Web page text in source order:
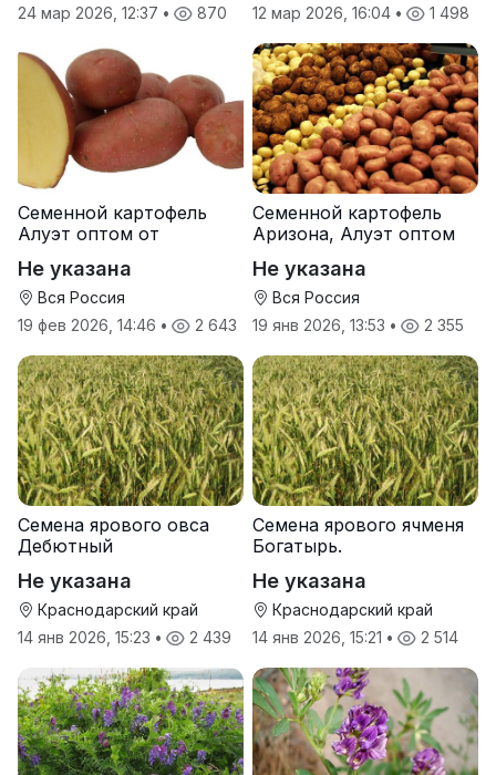
24 мар 2026, 12:37 • 870 12 мар 2026, 16:04 • 1 498
Семенной картофель
Алуэт оптом от
Не указана
Вся Россия
19 фев 2026, 14:46 • 2 643
Семенной картофель
Аризона, Алуэт оптом
Не указана
Вся Россия
19 янв 2026, 13:53 • 2 355
Семена ярового овса
Дебютный
Не указана
Краснодарский край
14 янв 2026, 15:23 • 2 439
Семена ярового ячменя
Богатырь.
Не указана
Краснодарский край
14 янв 2026, 15:21 • 2 514